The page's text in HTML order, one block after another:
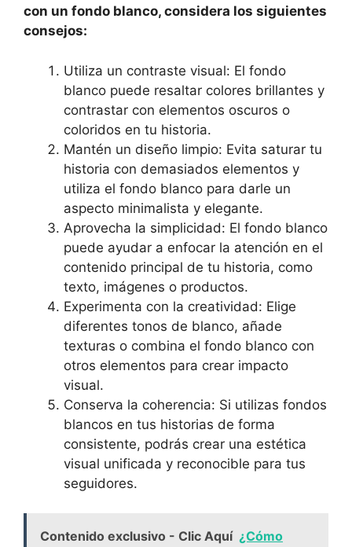
con un fondo blanco, considera los siguientes
consejos:
Utiliza un contraste visual:​ El fondo
blanco puede resaltar colores brillantes y
contrastar con ⁢elementos oscuros o
coloridos en tu historia.
Mantén ‍un diseño limpio:⁢ Evita saturar tu
historia con demasiados elementos ⁣y
‍utiliza el fondo blanco para darle un
aspecto​ minimalista y elegante.
Aprovecha⁢ la simplicidad: El fondo blanco
puede ayudar a enfocar ⁤la atención en el‍
contenido principal de tu historia, como ​
texto, imágenes o productos.
Experimenta con ‌la creatividad: Elige
diferentes tonos⁤ de blanco, añade
texturas o⁢ combina el⁤ fondo blanco con
otros elementos para crear impacto
visual.
Conserva⁣ la coherencia: Si utilizas fondos
‍blancos⁢ en tus​ historias de forma
consistente, podrás crear una estética
visual unificada y‌ reconocible para⁣ tus
seguidores.
Contenido exclusivo - Clic Aquí ¿Cómo